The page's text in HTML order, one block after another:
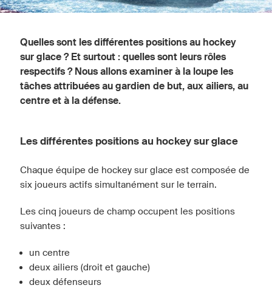
Quelles sont les différentes positions au hockey
sur glace ? Et surtout : quelles sont leurs rôles
respectifs ? Nous allons examiner à la loupe les
tâches attribuées au gardien de but, aux ailiers, au
centre et à la défense.
Les différentes positions au hockey sur glace
Chaque équipe de hockey sur glace est composée de
six joueurs actifs simultanément sur le terrain.
Les cinq joueurs de champ occupent les positions
suivantes :
un centre
deux ailiers (droit et gauche)
deux défenseurs